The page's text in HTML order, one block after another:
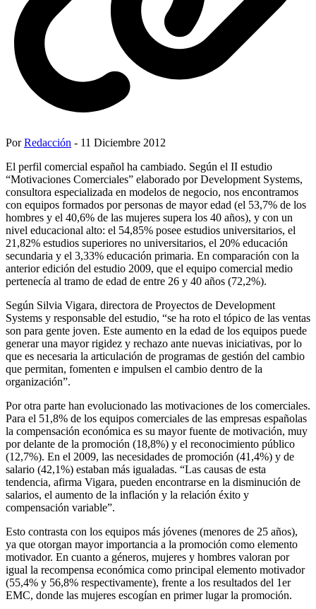
PorRedacción - 11 Diciembre 2012
El perfil comercial español ha cambiado. Según el II estudio
“Motivaciones Comerciales” elaborado por Development Systems,
consultora especializada en modelos de negocio, nos encontramos
con equipos formados por personas de mayor edad (el 53,7% de los
hombres y el 40,6% de las mujeres supera los 40 años), y con un
nivel educacional alto: el 54,85% posee estudios universitarios, el
21,82% estudios superiores no universitarios, el 20% educación
secundaria y el 3,33% educación primaria. En comparación con la
anterior edición del estudio 2009, que el equipo comercial medio
pertenecía al tramo de edad de entre 26 y 40 años (72,2%).
Según Silvia Vigara, directora de Proyectos de Development
Systems y responsable del estudio, “se ha roto el tópico de las ventas
son para gente joven. Este aumento en la edad de los equipos puede
generar una mayor rigidez y rechazo ante nuevas iniciativas, por lo
que es necesaria la articulación de programas de gestión del cambio
que permitan, fomenten e impulsen el cambio dentro de la
organización”.
Por otra parte han evolucionado las motivaciones de los comerciales.
Para el 51,8% de los equipos comerciales de las empresas españolas
la compensación económica es su mayor fuente de motivación, muy
por delante de la promoción (18,8%) y el reconocimiento público
(12,7%). En el 2009, las necesidades de promoción (41,4%) y de
salario (42,1%) estaban más igualadas. “Las causas de esta
tendencia, afirma Vigara, pueden encontrarse en la disminución de
salarios, el aumento de la inflación y la relación éxito y
compensación variable”.
Esto contrasta con los equipos más jóvenes (menores de 25 años),
ya que otorgan mayor importancia a la promoción como elemento
motivador. En cuanto a géneros, mujeres y hombres valoran por
igual la recompensa económica como principal elemento motivador
(55,4% y 56,8% respectivamente), frente a los resultados del 1er
EMC, donde las mujeres escogían en primer lugar la promoción.